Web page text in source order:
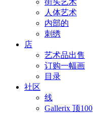
街头艺术
人体艺术
内部的
刺绣
店
艺术品出售
订购一幅画
目录
社区
线
Gallerix 顶100